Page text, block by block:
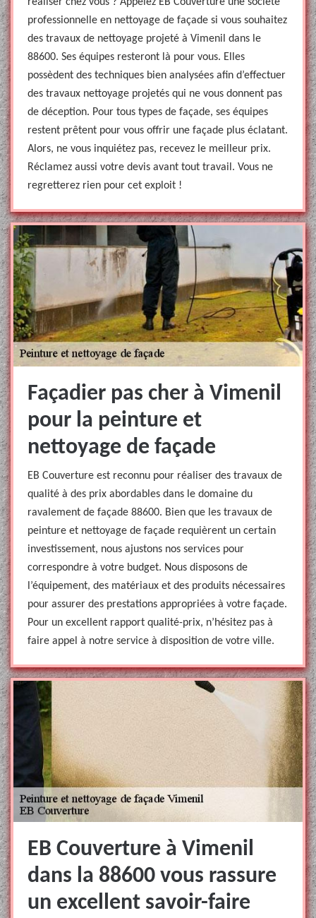
professionnelle en nettoyage de façade si vous souhaitez
des travaux de nettoyage projeté à Vimenil dans le
88600. Ses équipes resteront là pour vous. Elles
possèdent des techniques bien analysées afin d’effectuer
des travaux nettoyage projetés qui ne vous donnent pas
de déception. Pour tous types de façade, ses équipes
restent prêtent pour vous offrir une façade plus éclatant.
Alors, ne vous inquiétez pas, recevez le meilleur prix.
Réclamez aussi votre devis avant tout travail. Vous ne
regretterez rien pour cet exploit !
Façadier pas cher à Vimenil
pour la peinture et
nettoyage de façade
EB Couverture est reconnu pour réaliser des travaux de
qualité à des prix abordables dans le domaine du
ravalement de façade 88600. Bien que les travaux de
peinture et nettoyage de façade requièrent un certain
investissement, nous ajustons nos services pour
correspondre à votre budget. Nous disposons de
l’équipement, des matériaux et des produits nécessaires
pour assurer des prestations appropriées à votre façade.
Pour un excellent rapport qualité-prix, n’hésitez pas à
faire appel à notre service à disposition de votre ville.
EB Couverture à Vimenil
dans la 88600 vous rassure
un excellent savoir-faire